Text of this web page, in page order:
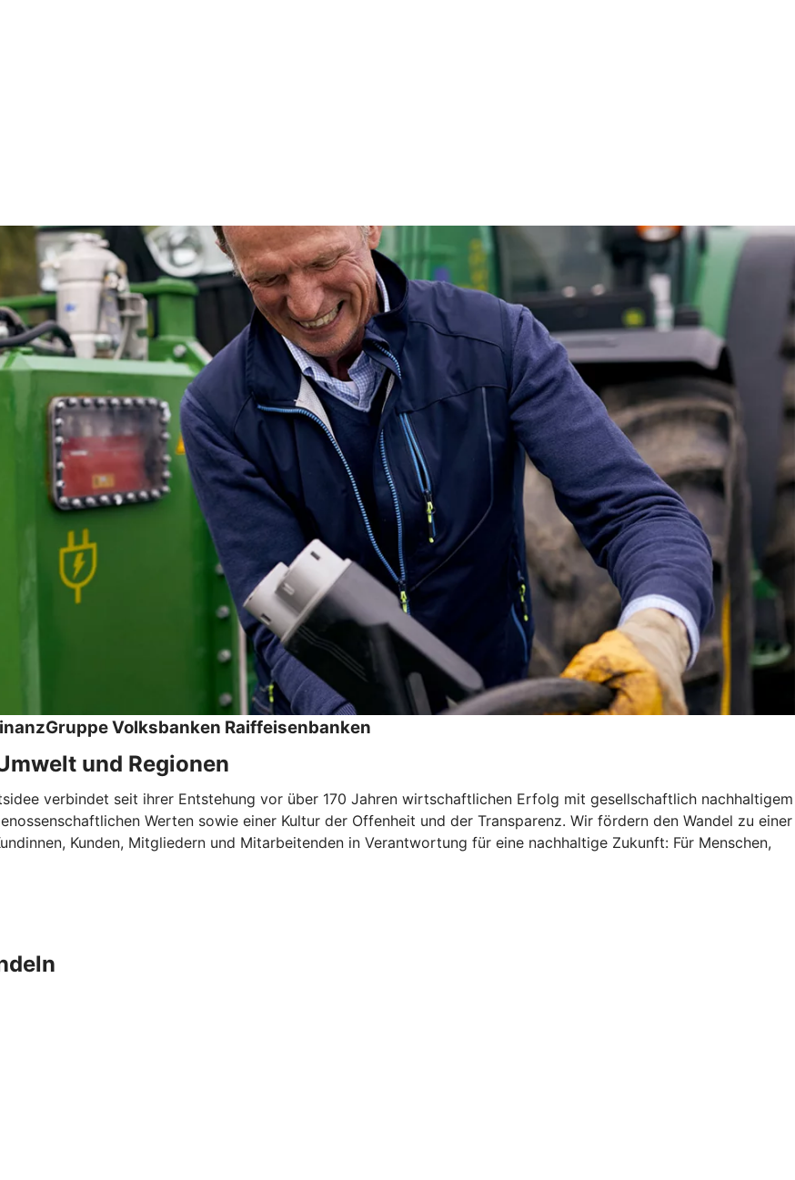
Volksbanken Raiffeisenbanken
und Regionen
verbindet seit ihrer Entstehung vor über 170 Jahren wirtschaftlichen Erfolg mit gesellschaftlich nachhaltigem
Werten sowie einer Kultur der Offenheit und der Transparenz. Wir fördern den Wandel zu einer
Kunden, Mitgliedern und Mitarbeitenden in Verantwortung für eine nachhaltige Zukunft: Für Menschen,